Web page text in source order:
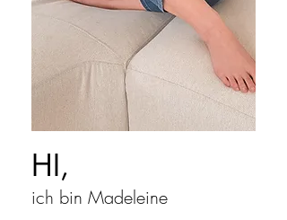
HI,
ich bin Madeleine